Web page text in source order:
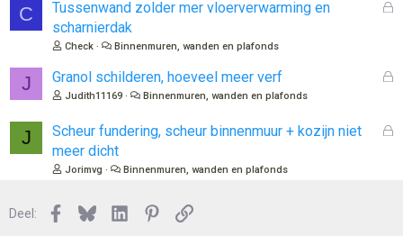
o
C
G
o
Tussenwand zolder mer vloerverwarming en
scharnierdak
Check Binnenmuren, wanden en plafonds
J
G
Granol schilderen, hoeveel meer verf
Judith11169 Binnenmuren, wanden en plafonds
J
G
Scheur fundering, scheur binnenmuur + kozijn niet
meer dicht
Jorimvg Binnenmuren, wanden en plafonds
Deel: Facebook
BlueskyLinkedInPinterest
Link